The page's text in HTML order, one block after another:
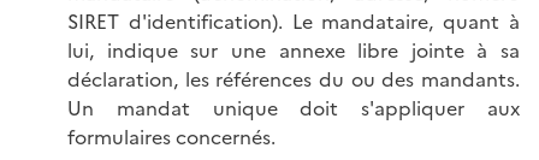
SIRET d'identification). Le mandataire, quant à
lui, indique sur une annexe libre jointe à sa
déclaration, les références du ou des mandants.
Un mandat unique doit s'appliquer aux
formulaires concernés.